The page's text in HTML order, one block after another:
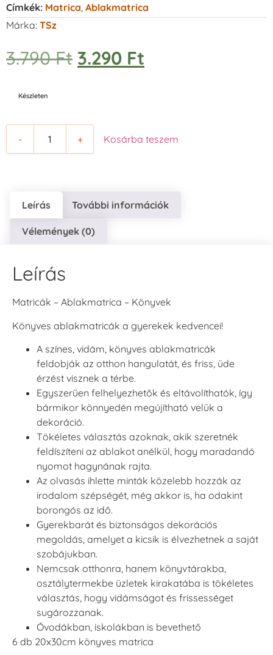
Címkék: Matrica Ablakmatrica
Márka: TSz
3.790Ft 3.290 Ft
Készleten
- + Kosárba teszem
Leírás További információk
Vélemények (0)
Leírás
Matricák – Ablakmatrica – Könyvek
Könyves ablakmatricák a gyerekek kedvencei!
A színes, vidám, könyves ablakmatricák
feldobják az otthon hangulatát, és friss, üde
érzést visznek a térbe.
Egyszerűen felhelyezhetők és eltávolíthatók, így
bármikor könnyedén megújítható velük a
dekoráció.
Tökéletes választás azoknak, akik szeretnék
feldíszíteni az ablakot anélkül, hogy maradandó
nyomot hagynának rajta.
Az olvasás ihlette minták közelebb hozzák az
irodalom szépségét, még akkor is, ha odakint
borongós az idő.
Gyerekbarát és biztonságos dekorációs
megoldás, amelyet a kicsik is élvezhetnek a saját
szobájukban.
Nemcsak otthonra, hanem könyvtárakba,
osztálytermekbe üzletek kirakatába is tökéletes
választás, hogy vidámságot és frissességet
sugározzanak.
Óvodákban, iskolákban is bevethető
6 db 20x30cm könyves matrica